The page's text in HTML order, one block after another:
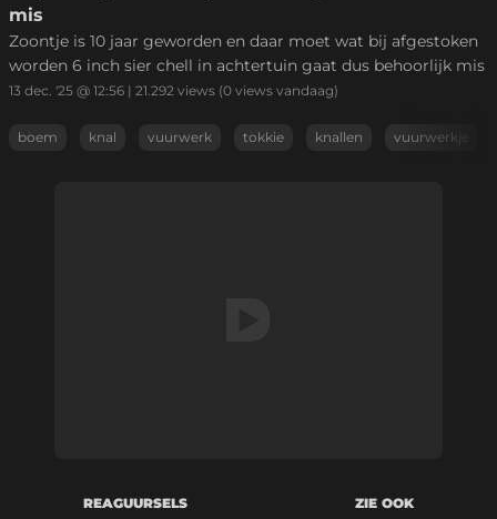
mis
Zoontje is 10 jaar geworden en daar moet wat bij afgestoken
worden 6 inch sier chell in achtertuin gaat dus behoorlijk mis
13 dec. '25 @ 12:56 | 21.292 views (0 views vandaag)
boem knal vuurwerk tokkie knallen vuurwerkje
REAGUURSELS ZIE OOK